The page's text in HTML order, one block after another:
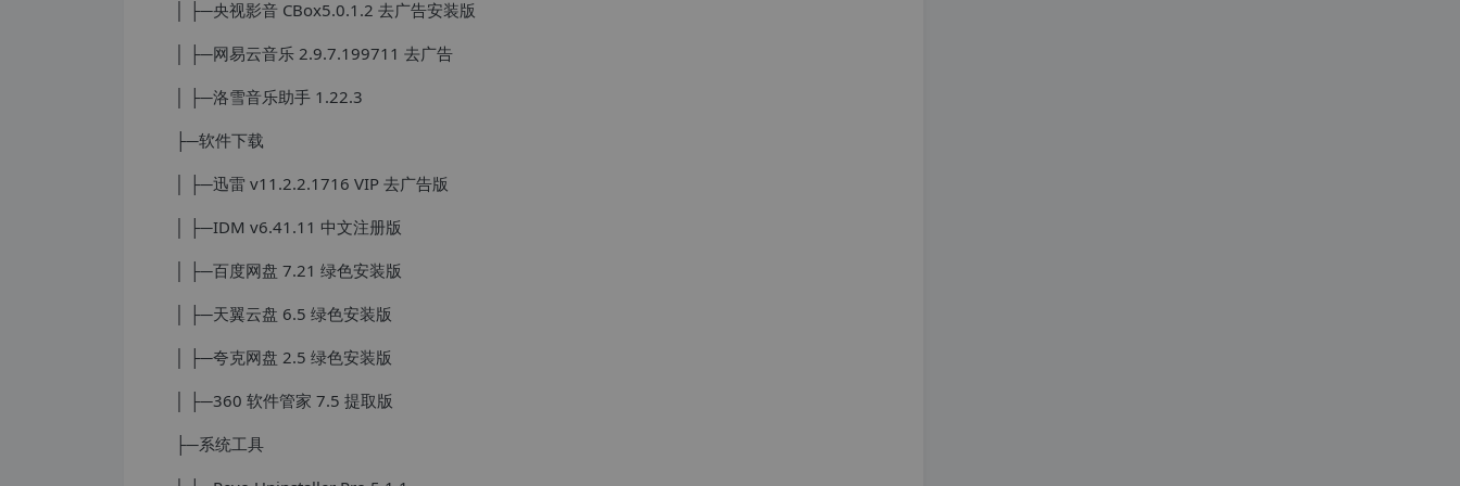
│ ├─央视影音 CBox5.0.1.2 去广告安装版
│ ├─网易云音乐 2.9.7.199711 去广告
│ ├─洛雪音乐助手 1.22.3
├─软件下载
│ ├─迅雷 v11.2.2.1716 VIP 去广告版
│ ├─IDM v6.41.11 中文注册版
│ ├─百度网盘 7.21 绿色安装版
│ ├─天翼云盘 6.5 绿色安装版
│ ├─夸克网盘 2.5 绿色安装版
│ ├─360 软件管家 7.5 提取版
├─系统工具